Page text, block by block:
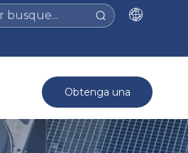
Obtenga una
cotización >